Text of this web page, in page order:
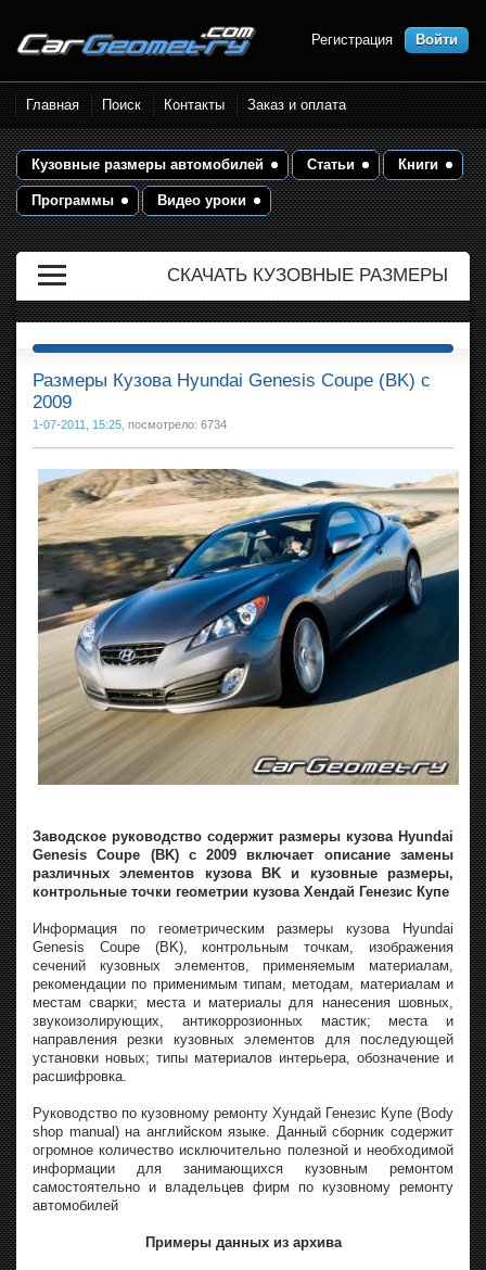
Размеры кузова автомобилей.
Контрольные точки и кузовные
размеры. Геометрия кузова
Регистрация Войти
Главная Поиск Контакты Заказ и оплата
Кузовные размеры автомобилей Статьи Книги
Программы Видео уроки
СКАЧАТЬ КУЗОВНЫЕ РАЗМЕРЫ
Размеры Кузова Hyundai Genesis Coupe (BK) с
2009
1-07-2011, 15:25 , посмотрело: 6734
Заводское руководство содержит размеры кузова Hyundai
Genesis Coupe (BK) с 2009 включает описание замены
различных элементов кузова BK и кузовные размеры,
контрольные точки геометрии кузова Хендай Генезис Купе
Информация по геометрическим размеры кузова Hyundai
Genesis Coupe (BK), контрольным точкам, изображения
сечений кузовных элементов, применяемым материалам,
рекомендации по применимым типам, методам, материалам и
местам сварки; места и материалы для нанесения шовных,
звукоизолирующих, антикоррозионных мастик; места и
направления резки кузовных элементов для последующей
установки новых; типы материалов интерьера, обозначение и
расшифровка.
Руководство по кузовному ремонту Хундай Генезис Купе (Body
shop manual) на английском языке. Данный сборник содержит
огромное количество исключительно полезной и необходимой
информации для занимающихся кузовным ремонтом
самостоятельно и владельцев фирм по кузовному ремонту
автомобилей
Примеры данных из архива